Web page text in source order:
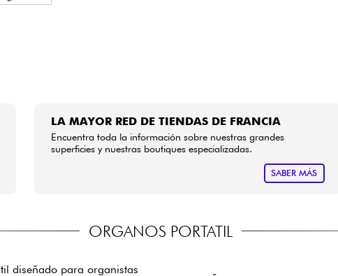
LA MAYOR RED DE TIENDAS DE FRANCIA
Encuentra toda la información sobre nuestras grandes
superficies y nuestras boutiques especializadas.
SABER MÁS
ORGANOS PORTATIL
diseñado para organistas